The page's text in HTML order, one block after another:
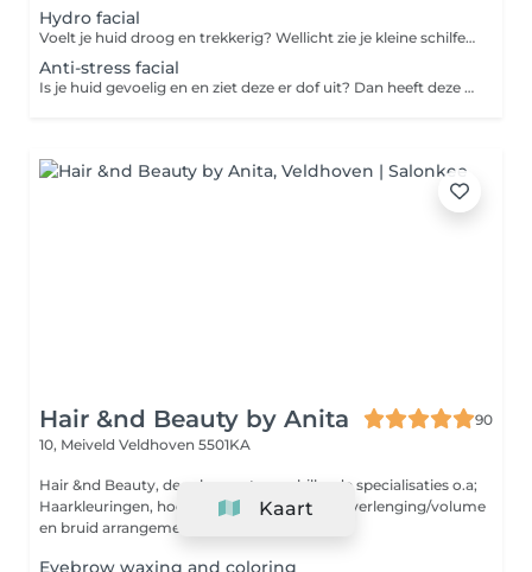
Hydro facial
Voelt je huid droog en trekkerig? Wellicht zie je kleine schilfertjes of zelfs fijne droogtelijntjes? Dan is deze hydraterende facial de juiste behandeling voor jou. In de behandeling wordt gebruik gemaakt van producten die de vochtbalans in de huid weer herstellen. De behandeling bestaat uit de volgende onderdelen: Reiniging Epileren van de wenkbrauwen Stomen Dieptereiniging Massage van gezicht en gelaat Vochtherstellend masker Dag- of nachtverzorging
Anti-stress facial
Is je huid gevoelig en en ziet deze er dof uit? Dan heeft deze waarschijnlijk te lijden onder invloeden van buitenaf. Tijdens deze behandeling gaan we door het gebruik van herstellende en oppeppende producten met o.a. vitamine A & C voor een stralend resultaat. De behandeling bestaat uit de volgende onderdelen: Reiniging Epileren van de wenkbrauwen Fermentpeeling Stomen Dieptereiniging Massage van gezicht en gelaat met vitamine C ampul Vitaminemasker Dag- of nachtverzorging
Hair &nd Beauty by Anita
90
10, Meiveld Veldhoven 5501KA
Hair &nd Beauty, de salon met verschillende specialisaties o.a;
Haarkleuringen, hoofdhuidproblemen, haarverlenging/volume
Eyebrow waxing and coloring
Kaart